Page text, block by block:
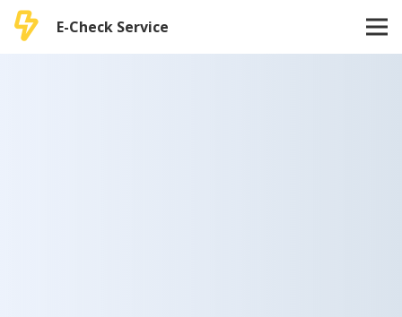
E-Check Service